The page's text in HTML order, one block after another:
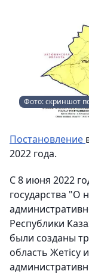
Фото: скриншот
Постановление
2022 года.
С 8 июня 2022
государства "О
Республики
были созданы
область Жетісу